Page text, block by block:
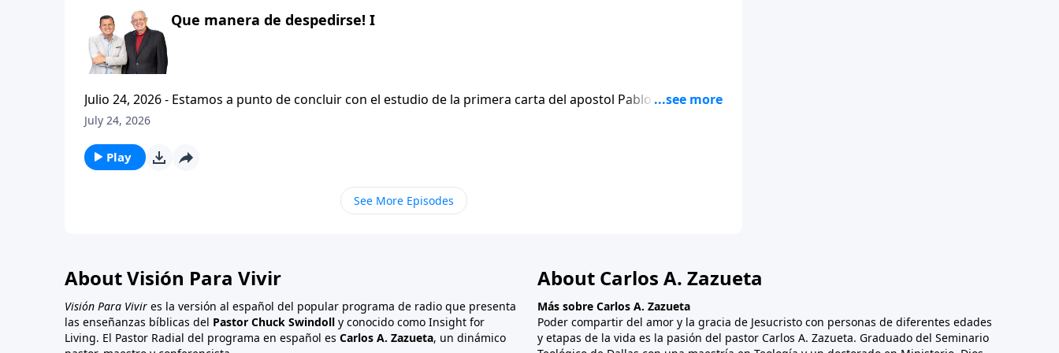
Que manera de despedirse! I
Julio 24, 2026 - Estamos a punto de concluir con el estudio de la primera carta del apostol Pablo a los
tesalonicenses titulado: Cristianismo Contagioso. En este escrito vemos una despedida franca. En lugar de
a sus hijos espirituales con una bendicion que termina siendo el punto mas apasionado de toda su carta.
July 24, 2026
Play
See More Episodes
About Visión Para Vivir
Visión Para Vivir es la versión al español del popular programa de radio que presenta
las enseñanzas bíblicas del Pastor Chuck Swindoll y conocido como Insight for
Living. El Pastor Radial del programa en español es Carlos A. Zazueta, un dinámico
About Carlos A. Zazueta
Más sobre Carlos A. Zazueta
Poder compartir del amor y la gracia de Jesucristo con personas de diferentes edades
y etapas de la vida es la pasión del pastor Carlos A. Zazueta. Graduado del Seminario